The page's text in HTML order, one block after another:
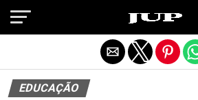
EDUCAÇÃO
Exit mobile version